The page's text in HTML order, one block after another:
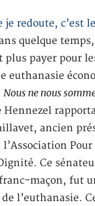
je redoute, c’est
quelque
plus payer pour
euthanasie
Nous ne nous
Hennezel
ancien
l’Association
Ce
maçon, fut
l’euthanasie.